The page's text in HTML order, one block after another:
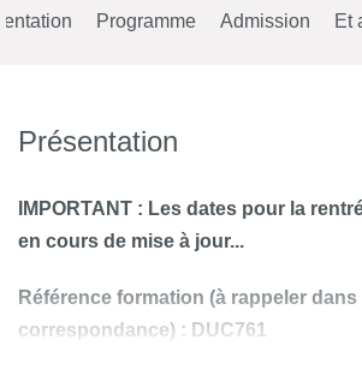
Programme Admission Et
Présentation
IMPORTANT : Les dates pour la
en cours de mise à jour...
Référence formation (à rappeler
correspondance) : DUC761